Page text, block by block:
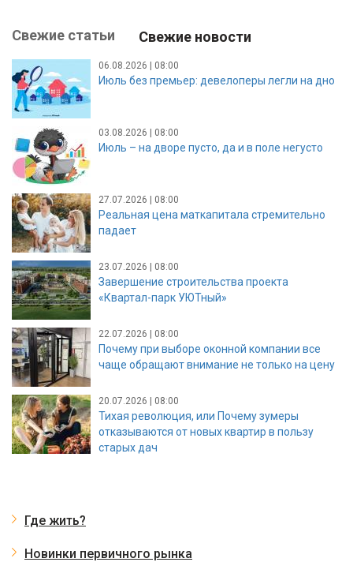
Свежие статьи Свежие новости
06.08.2026 | 08:00
Июль без премьер: девелоперы легли на дно
03.08.2026 | 08:00
Июль – на дворе пусто, да и в поле негусто
27.07.2026 | 08:00
Реальная цена маткапитала стремительно
падает
23.07.2026 | 08:00
Завершение строительства проекта
«Квартал-парк УЮТный»
22.07.2026 | 08:00
Почему при выборе оконной компании все
чаще обращают внимание не только на цену
20.07.2026 | 08:00
Тихая революция, или Почему зумеры
отказываются от новых квартир в пользу
старых дач
Где жить?
Новинки первичного рынка